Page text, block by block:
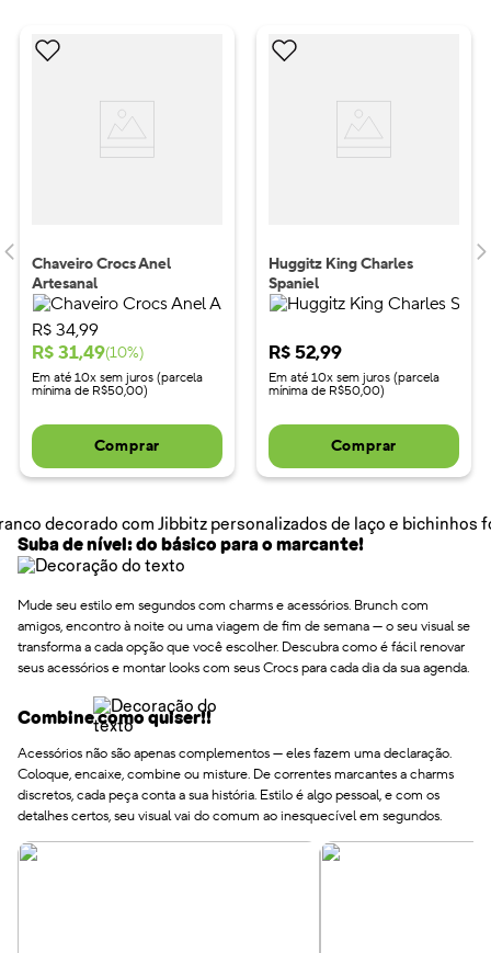
Chaveiro Crocs Anel
Artesanal
R$ 34,99
R$31,49(10%)
Em até 10x sem juros (parcela
mínima de R$50,00)
Comprar
Huggitz King Charles
Spaniel
R$52,99
Em até 10x sem juros (parcela
mínima de R$50,00)
Comprar
Suba de nível: do básico para o marcante!
Mude seu estilo em segundos com charms e acessórios. Brunch com
amigos, encontro à noite ou uma viagem de fim de semana — o seu visual se
transforma a cada opção que você escolher. Descubra como é fácil renovar
seus acessórios e montar looks com seus Crocs para cada dia da sua agenda.
Combine como quiser!!
Acessórios não são apenas complementos — eles fazem uma declaração.
Coloque, encaixe, combine ou misture. De correntes marcantes a charms
discretos, cada peça conta a sua história. Estilo é algo pessoal, e com os
detalhes certos, seu visual vai do comum ao inesquecível em segundos.